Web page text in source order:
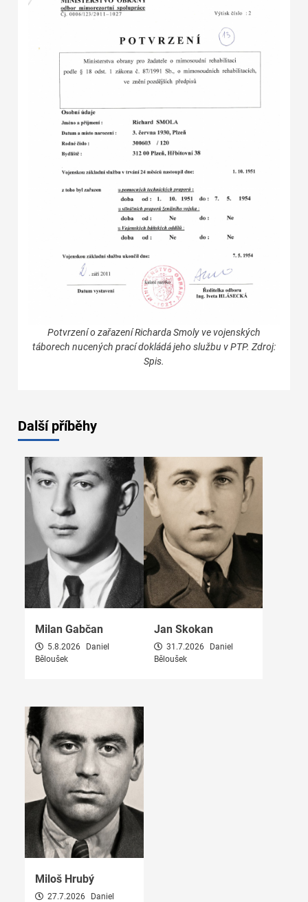
Potvrzení o zařazení Richarda Smoly ve vojenských
táborech nucených prací dokládá jeho službu v PTP. Zdroj:
Spis.
Další příběhy
Milan Gabčan
5.8.2026
Daniel
Běloušek
Jan Skokan
31.7.2026
Daniel
Běloušek
Miloš Hrubý
27.7.2026
Daniel